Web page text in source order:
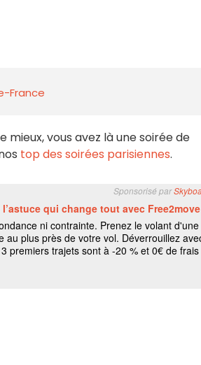
France
vous avez là une soirée de
top des soirées parisiennes.